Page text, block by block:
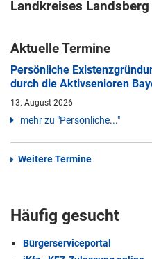
Landkreises Landsberg
Aktuelle Termine
Persönliche
durch die Aktivsenioren
13. August 2026
mehr zu "Persönliche..."
Weitere Termine
Häufig gesucht
Bürgerserviceportal